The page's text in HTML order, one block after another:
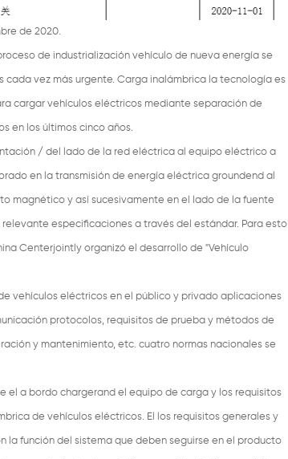
de 2020.
de industrialización vehículo de nueva energía se
vez más urgente. Carga inalámbrica la tecnología es
cargar vehículos eléctricos mediante separación de
en los últimos cinco años.
/ del lado de la red eléctrica al equipo eléctrico a
en la transmisión de energía eléctrica groundend al
magnético y así sucesivamente en el lado de la fuente
especificaciones a través del estándar. Para esto
Centerjointly organizó el desarrollo de "Vehículo
vehículos eléctricos en el público y privado aplicaciones
protocolos, requisitos de prueba y métodos de
y mantenimiento, etc. cuatro normas nacionales se
el a bordo chargerand el equipo de carga y los requisitos
de vehículos eléctricos. El los requisitos generales y
la función del sistema que deben seguirse en el producto